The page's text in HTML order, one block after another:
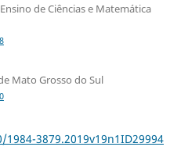
de Ciências e Matemática
Mato Grosso do Sul
3879.2019v19n1ID29994